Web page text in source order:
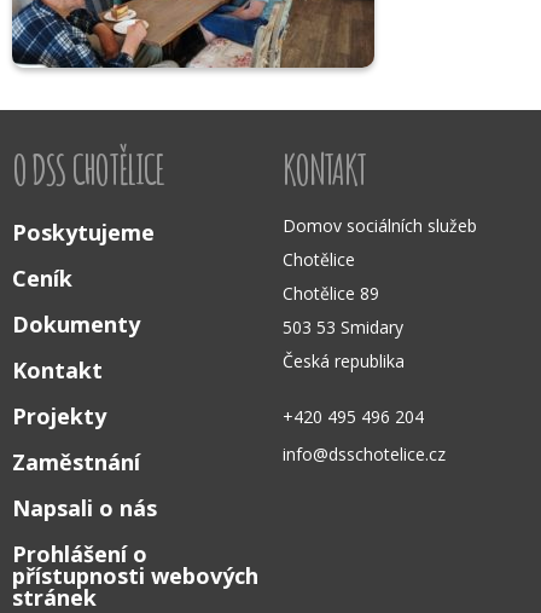
O DSS CHOTĚLICE
Poskytujeme
Ceník
Dokumenty
Kontakt
Projekty
Zaměstnání
Napsali o nás
Prohlášení o
přístupnosti webových
stránek
KONTAKT
Domov sociálních služeb
Chotělice
Chotělice 89
503 53 Smidary
Česká republika
+420 495 496 204
info@dsschotelice.cz